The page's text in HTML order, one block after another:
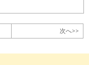
次へ>>